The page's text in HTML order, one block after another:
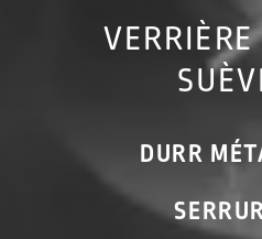
VERRIÈRE
DURR